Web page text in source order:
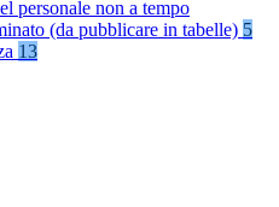
personale non a tempo
(da pubblicare in tabelle) 5
13